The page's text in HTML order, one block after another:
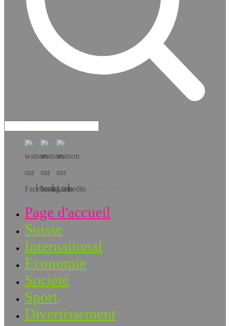
Téléchargez l’app!
Page d'accueil
Suisse
International
Economie
Société
Sport
Divertissement